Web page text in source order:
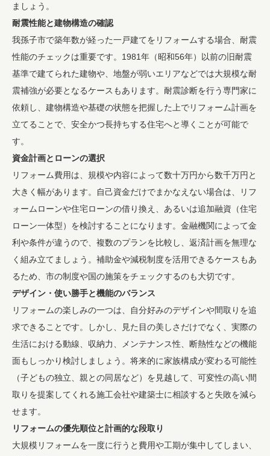
ましょう。
耐震性能と建物構造の確認
我孫子市で築年数が経った一戸建てをリフォームする場合、耐震
性能のチェックは重要です。1981年（昭和56年）以前の旧耐震
基準で建てられた建物や、地盤が弱いエリアなどでは大規模な耐
震補強が必要となるケースもあります。耐震診断を行う専門家に
依頼し、建物構造や基礎の状態を把握した上でリフォーム計画を
立てることで、安全かつ長持ちする住宅へと導くことが可能で
す。
資金計画とローンの選択
リフォーム費用は、規模や内容によって数十万円から数千万円と
大きく幅があります。自己資金だけでまかなえない場合は、リフ
ォームローンや住宅ローンの借り換え、あるいは追加融資（住宅
ローン一体型）を検討することになります。金融機関によって金
利や条件が違うので、複数のプランを比較し、返済計画を無理な
く組み立てましょう。補助金や減税制度を活用できるケースもあ
るため、市の制度や国の施策をチェックするのも大切です。
デザイン・使い勝手と機能のバランス
リフォームの楽しみの一つは、自分好みのデザインや間取りを追
求できることです。しかし、見た目の美しさだけでなく、実際の
生活における動線、収納力、メンテナンス性、断熱性などの機能
面もしっかり検討しましょう。将来的に家族構成が変わる可能性
（子どもの独立、親との同居など）を見越して、可変性の高い間
取りを提案してくれる施工会社や建築士に相談すると失敗を減ら
せます。
リフォームの優先順位と計画的な段取り
大規模リフォームを一度に行うと費用や工期が集中してしまい、